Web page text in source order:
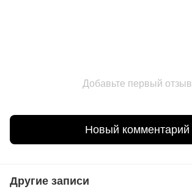
Добавьте первый отзыв
Новый комментарий
Другие записи